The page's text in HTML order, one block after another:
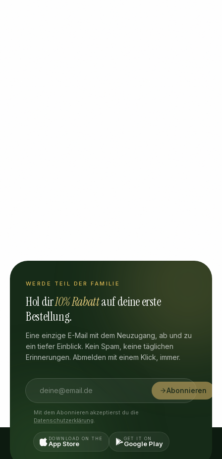
WERDE TEIL DER FAMILIE
Hol dir10% Rabattauf deine erste
Bestellung.
Eine einzige E-Mail mit dem Neuzugang, ab und zu
ein tiefer Einblick. Kein Spam, keine täglichen
Erinnerungen. Abmelden mit einem Klick, immer.
Abonnieren
Mit dem Abonnieren akzeptierst du die
Datenschutzerklärung.
DOWNLOAD ON THE
App Store
GET IT ON
Google Play